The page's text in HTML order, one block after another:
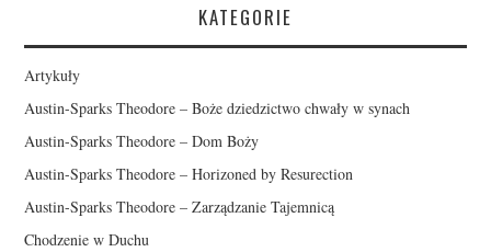
KATEGORIE
Artykuły
Austin-Sparks Theodore – Boże dziedzictwo chwały w synach
Austin-Sparks Theodore – Dom Boży
Austin-Sparks Theodore – Horizoned by Resurection
Austin-Sparks Theodore – Zarządzanie Tajemnicą
Chodzenie w Duchu